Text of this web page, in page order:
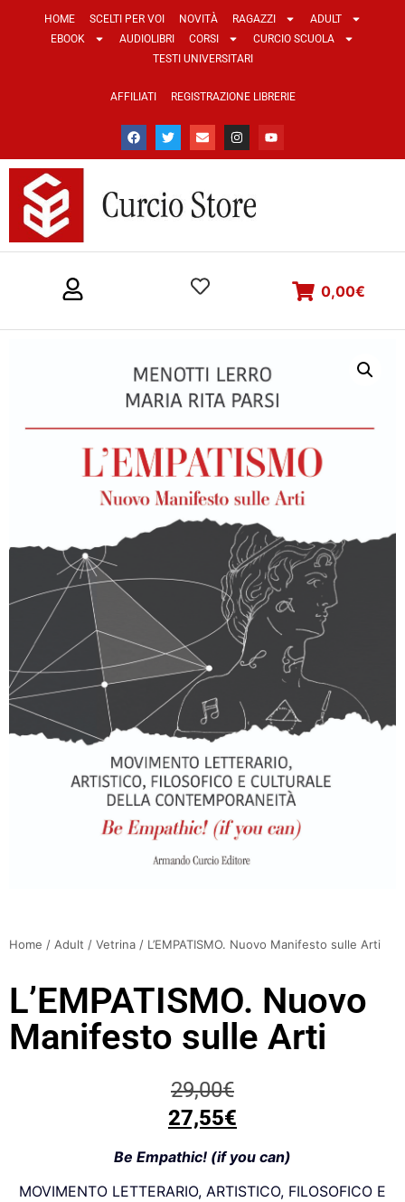
HOME SCELTI PER VOI NOVITÀ RAGAZZI
ADULT
EBOOK
AUDIOLIBRI CORSI
CURCIO SCUOLA
TESTI UNIVERSITARI
AFFILIATI REGISTRAZIONE LIBRERIE
0,00€
Home / Adult / Vetrina / L’EMPATISMO. Nuovo Manifesto sulle Arti
L’EMPATISMO. Nuovo
Manifesto sulle Arti
29,00€
27,55€
Be Empathic! (if you can)
MOVIMENTO LETTERARIO, ARTISTICO, FILOSOFICO E